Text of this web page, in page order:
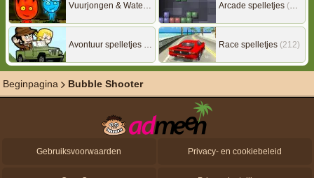
Vuurjongen & Watermeisje (7) Arcade spelletjes (306)
Avontuur spelletjes
(217) Race spelletjes (212)
Beginpagina Bubble Shooter
Gebruiksvoorwaarden Privacy- en cookiebeleid